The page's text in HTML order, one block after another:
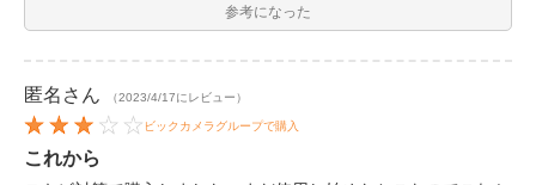
参考になった
匿名 さん （2023/4/17にレビュー）
ビックカメラグループで購入
これから